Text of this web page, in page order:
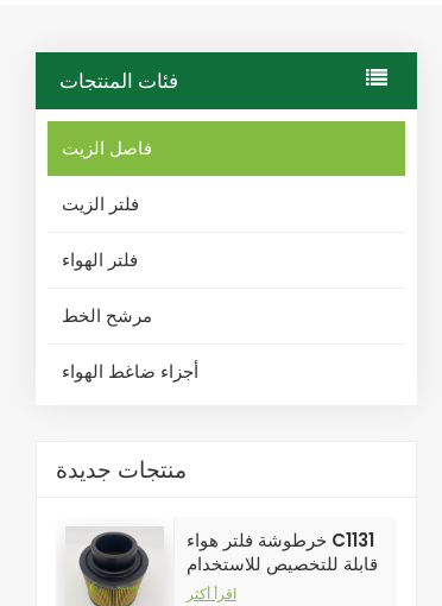
فئات المنتجات
فاصل الزيت
فلتر الزيت
فلتر الهواء
مرشح الخط
أجزاء ضاغط الهواء
منتجات جديدة
خرطوشة فلتر هواء C1131
قابلة للتخصيص للاستخدام
الصناعي في فلاتر ضواغط
اقرأ أكثر